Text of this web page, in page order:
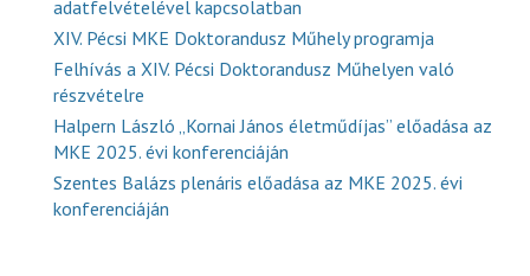
adatfelvételével kapcsolatban
XIV. Pécsi MKE Doktorandusz Műhely programja
Felhívás a XIV. Pécsi Doktorandusz Műhelyen való
részvételre
Halpern László „Kornai János életműdíjas” előadása az
MKE 2025. évi konferenciáján
Szentes Balázs plenáris előadása az MKE 2025. évi
konferenciáján